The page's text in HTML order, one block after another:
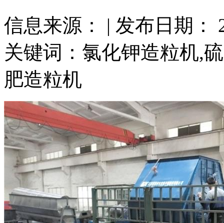
信息来源： | 发布日期：
关键词：氯化钾造粒机,
肥造粒机